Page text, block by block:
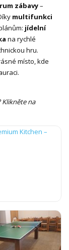
zábavy–
multifunkci
jídelní
na rychlé
hru.
místo, kde
Klikněte na